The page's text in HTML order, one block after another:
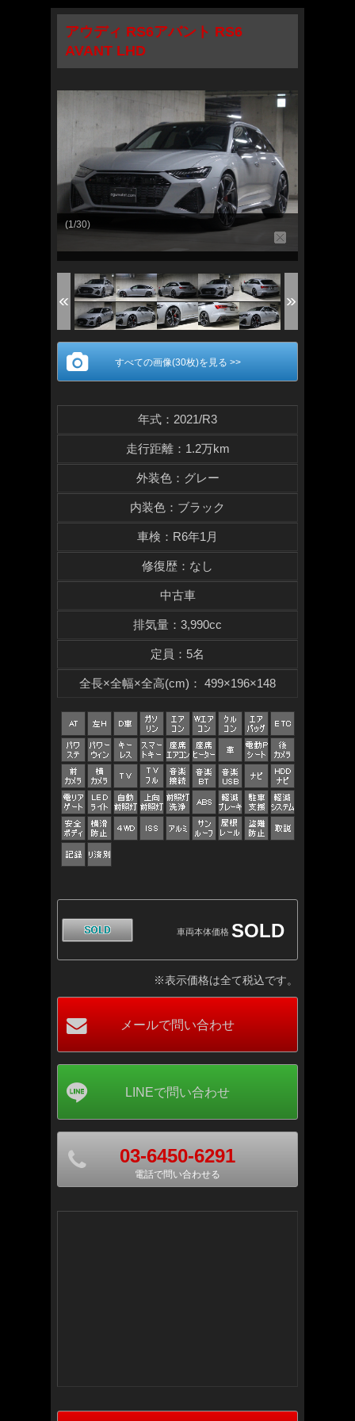
アウディ RS6アバント RS6
AVANT LHD
(1/30)
すべての画像(30枚)を見る >>
年式 ： 2021/R3
走行距離： 1.2万km
外装色： グレー
内装色 ： ブラック
車検 ： R6年1月
修復歴 ： なし
中古車
排気量 ： 3,990cc
定員 ： 5名
全長×全幅×全高(cm) ： 499×196×148
車両本体価格 SOLD
※表示価格は全て税込です。
03-6450-6291
電話で問い合わせる